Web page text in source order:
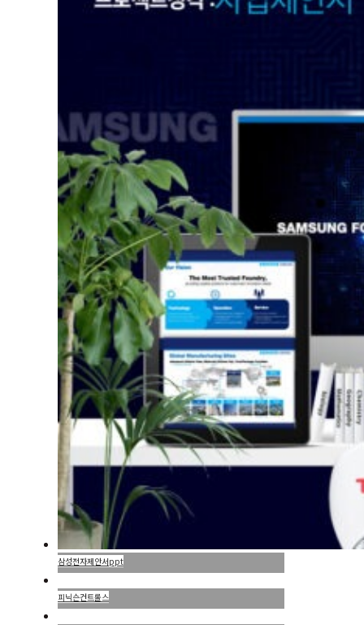
삼성전자제안서ppt
피닉슨컨트롤스